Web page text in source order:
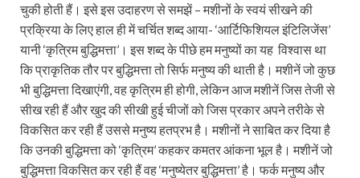
चुकी होती हैं। इसे इस उदाहरण से समझें – मशीनों के स्वयं सीखने की
प्रक्रिया के लिए हाल ही में चर्चित शब्द आया- ‘आर्टिफिशियल इंटिलिजेंस’
यानी ‘कृत्रिम बुद्धिमत्ता’। इस शब्द के पीछे हम मनुष्यों का यह विश्वास था
कि प्राकृतिक तौर पर बुद्धिमत्ता तो सिर्फ मनुष्य की थाती है। मशीनें जो कुछ
भी बुद्धिमत्ता दिखाएंगी, वह कृत्रिम ही होगी, लेकिन आज मशीनें जिस तेजी से
सीख रही हैं और खुद की सीखी हुई चीजों को जिस प्रकार अपने तरीके से
विकसित कर रही हैं उससे मनुष्य हतप्रभ है। मशीनों ने साबित कर दिया है
कि उनकी बुद्धिमत्ता को ‘कृत्रिम’ कहकर कमतर आंकना भूल है। मशीनें जो
बुद्धिमत्ता विकसित कर रही हैं वह ‘मनुष्येतर बुद्धिमत्ता’ है। फर्क मनुष्य और